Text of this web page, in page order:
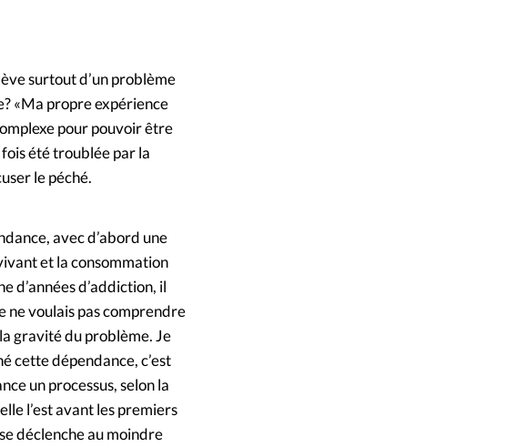
surtout d’un problème
«Ma propre expérience
pour pouvoir être
été troublée par la
le péché.
avec d’abord une
et la consommation
d’années d’addiction, il
ne voulais pas comprendre
gravité du problème. Je
cette dépendance, c’est
un processus, selon la
l’est avant les premiers
déclenche au moindre